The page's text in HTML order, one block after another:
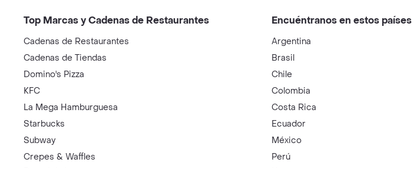
Top Marcas y Cadenas de Restaurantes
Cadenas de Restaurantes
Cadenas de Tiendas
Domino's Pizza
KFC
La Mega Hamburguesa
Starbucks
Subway
Crepes & Waffles
Encuéntranos en estos países
Argentina
Brasil
Chile
Colombia
Costa Rica
Ecuador
México
Perú